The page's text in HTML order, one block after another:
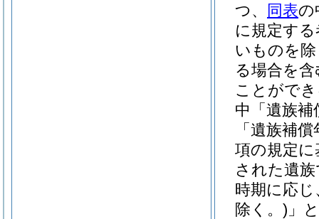
つ、
同表の
に規定す
いものを
る場合を含
ことがで
中「遺族
「遺族補
項の規定
された遺
時期に応
除く。) 」